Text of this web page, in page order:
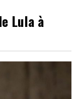
Lula à